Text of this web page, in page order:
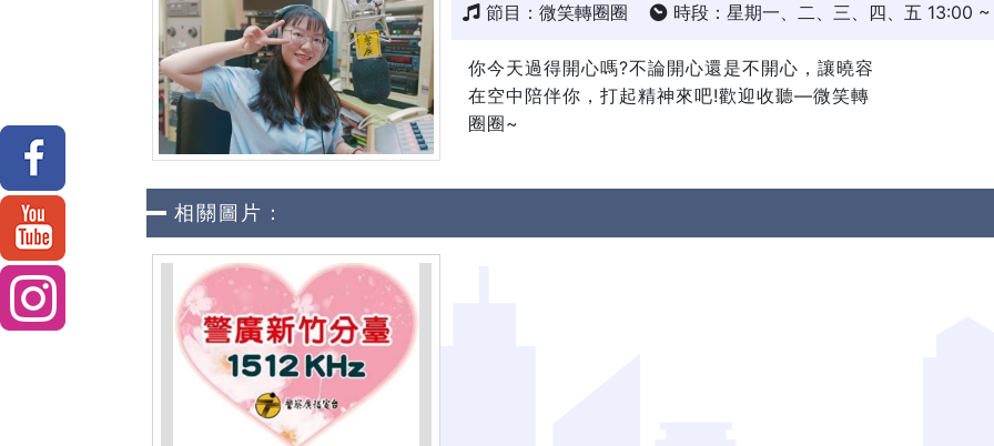
節目：微笑轉圈圈 時段：星期一、二、三、四、五 13:00
你今天過得開心嗎?不論開心還是不開心，讓曉容
在空中陪伴你，打起精神來吧!歡迎收聽—微笑轉
圈圈~
相關圖片：